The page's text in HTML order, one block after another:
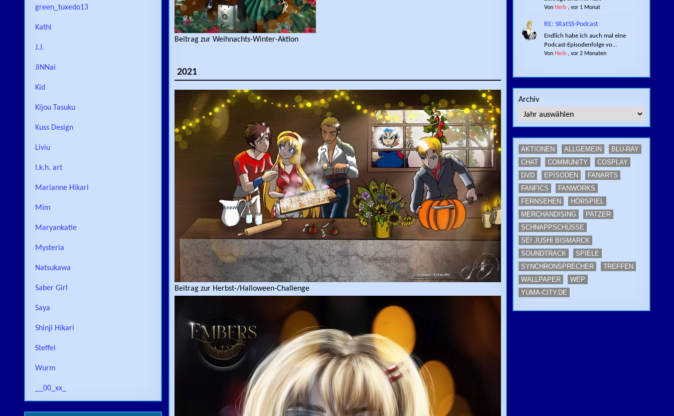
Beitrag zur Weihnachts-Winter-Aktion
2021
Beitrag zur Herbst-/Halloween-Challenge
green_tuxedo13
Kathi
J.J.
JiNNai
Kid
Kijou Tasuku
Kuss Design
Liviu
l.k.h. art
Marianne Hikari
Mim
Maryankatie
Mysteria
Natsukawa
Saber Girl
Saya
Shinji Hikari
Steffel
Wurm
__00_xx_
Von Herb, vor 1 Monat
RE: SRatSS-Podcast
Endlich habe ich auch mal eine
Podcast-Episodenfolge vo...
Von Herb, vor 2 Monaten
Archiv
AKTIONEN ALLGEMEIN
BLU-RAY
CHAT
COMMUNITY
COSPLAY
DVD
EPISODEN
FANARTS
FANFICS
FANWORKS
FERNSEHEN
HÖRSPIEL
MERCHANDISING
PATZER
SCHNAPPSCHÜSSE
SEI JUSHI BISMARCK
SOUNDTRACK
SPIELE
SYNCHRONSPRECHER
TREFFEN
WALLPAPER
WEP
YUMA-CITY.DE